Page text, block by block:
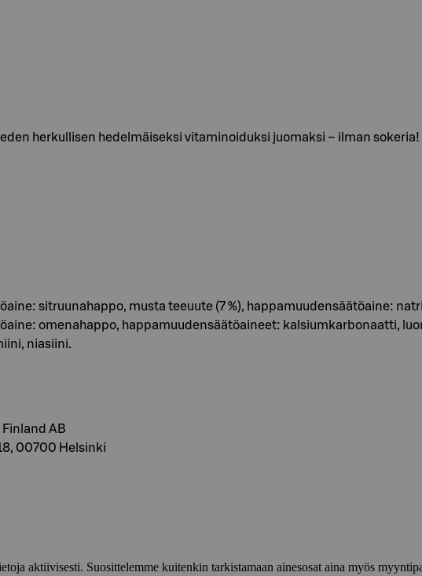
herkullisen hedelmäiseksi vitaminoiduksi juomaksi – ilman
sitruunahappo, musta teeuute (7 %), happamuudensäätöaine:
omenahappo, happamuudensäätöaineet: kalsiumkarbonaatti,
niasiini.
Finland AB
00700 Helsinki
aktiivisesti. Suosittelemme kuitenkin tarkistamaan ainesosat aina myös